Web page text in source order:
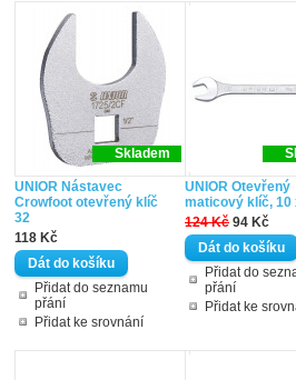
Skladem
UNIOR Nástavec
Crowfoot otevřený klíč
32
118 Kč
Přidat do seznamu
přání
Přidat ke srovnání
UNIOR Otevřený
maticový klíč, 10
124 Kč 94 Kč
Přidat do
přání
Přidat ke